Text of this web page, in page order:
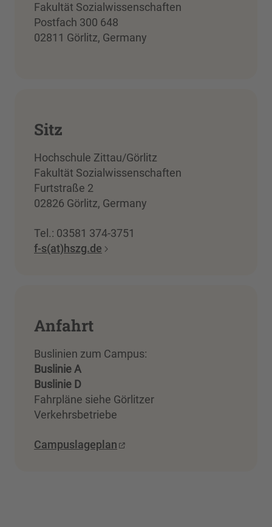
Fakultät Sozialwissenschaften
Postfach 300 648
02811 Görlitz, Germany
Sitz
Hochschule Zittau/Görlitz
Fakultät Sozialwissenschaften
Furtstraße 2
02826 Görlitz, Germany
Tel.: 03581 374-3751
f-s(at)hszg.de
Anfahrt
Buslinien zum Campus:
Buslinie A
Buslinie D
Fahrpläne siehe Görlitzer
Verkehrsbetriebe
Campuslageplan